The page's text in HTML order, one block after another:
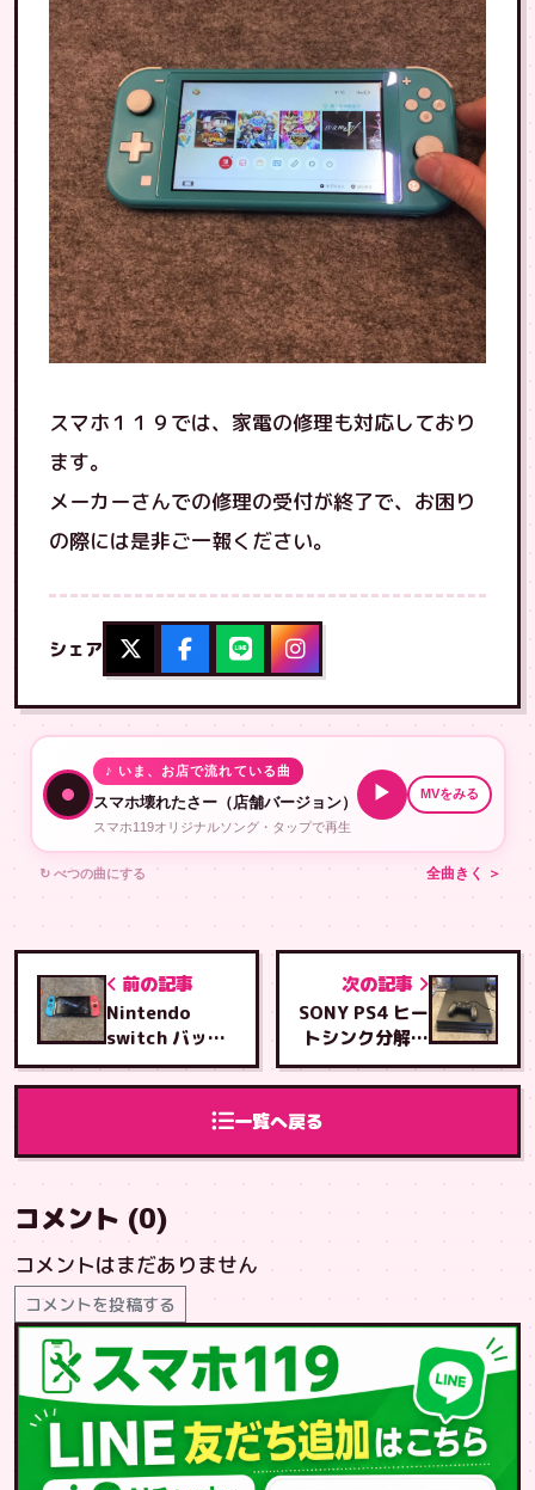
スマホ１１９では、家電の修理も対応しており
ます。
メーカーさんでの修理の受付が終了で、お困り
の際には是非ご一報ください。
シェア
♪ いま、お店で流れている曲
スマホ壊れたさー（店舗バージョン）
スマホ119オリジナルソング・タップで再生
▶ MVをみる
↻ べつの曲にする 全曲きく ＞
前の記事
Nintendo
switch バッテ
リー交換修理
一覧へ戻る
次の記事
SONY PS4 ヒー
トシンク分解シ
リコングリス塗
りつけ修理
コメント (0)
コメントはまだありません
コメントを投稿する